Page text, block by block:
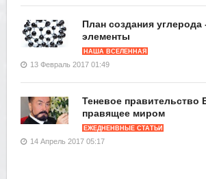
План создания углерода
элементы
НАША ВСЕЛЕННАЯ
13 Февраль 2017 01:49
Теневое правительство
правящее миром
ЕЖЕДНЕНВНЫЕ СТАТЬИ
14 Апрель 2017 05:17